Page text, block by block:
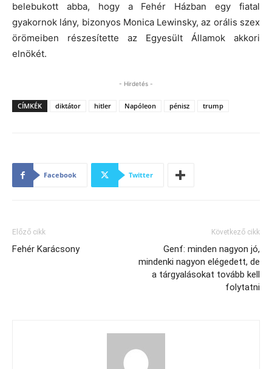
belebukott abba, hogy a Fehér Házban egy fiatal
gyakornok lány, bizonyos Monica Lewinsky, az orális szex
örömeiben részesítette az Egyesült Államok akkori
elnökét.
- Hirdetés -
CÍMKÉK diktátor hitler Napóleon pénisz trump
Facebook Twitter
Előző cikk
Fehér Karácsony
Következő cikk
Genf: minden nagyon jó,
mindenki nagyon elégedett, de
a tárgyalásokat tovább kell
folytatni